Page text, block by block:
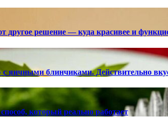
другое решение — куда красивее и
блинчиками. Действительно
который реально работает